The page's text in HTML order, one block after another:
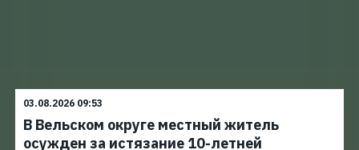
03.08.2026 09:53
В Вельском округе местный житель
осужден за истязание 10-летней